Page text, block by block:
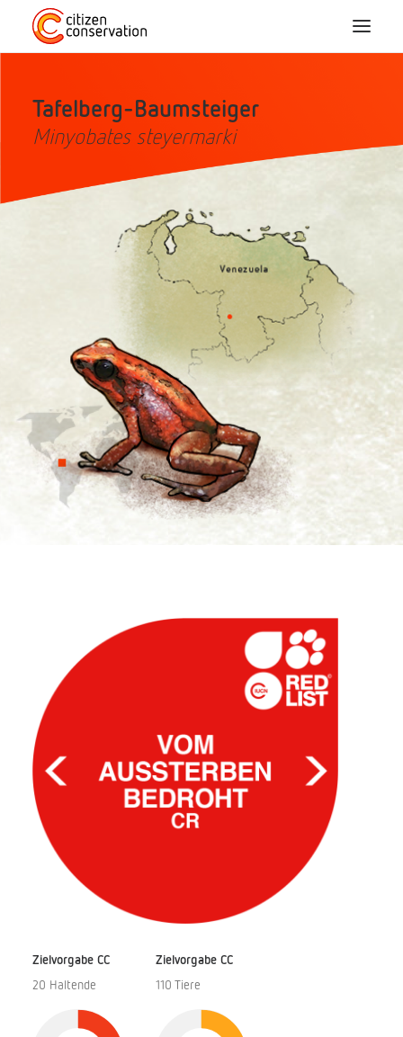
Home
CC-Arten
Mitmachen
Projekte
Spenden
Tafelberg-Baumsteiger
Minyobates steyermarki
Zielvorgabe CC
20 Haltende
Zielvorgabe CC
110 Tiere